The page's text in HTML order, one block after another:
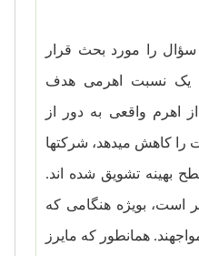
را مورد بحث قرار
یک نسبت اهرمی هدف
اهرم واقعی به دور از
کاهش می­دهد، شرکت­ها
بهینه تشویق شده ­اند.
بر است، بویژه هنگامی که
همانطور که مایرز